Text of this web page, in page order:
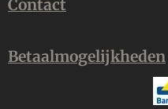
Contact
Betaalmogelijkheden